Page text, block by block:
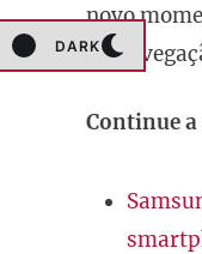
DARK
novo
na
Continue